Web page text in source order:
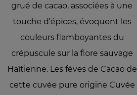
grué de cacao, associées à une
touche d’épices, évoquent les
couleurs flamboyantes du
crépuscule sur la flore sauvage
Haïtienne. Les fèves de Cacao de
cette cuvée pure origine Cuvée